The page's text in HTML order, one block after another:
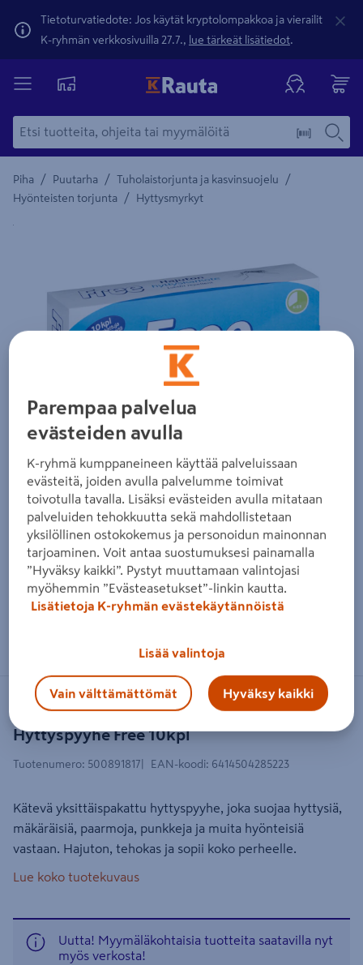
Tietoturvatiedote: Jos käytät kryptolompakkoa ja vierailit
K-ryhmän verkkosivuilla 27.7., lue tärkeät lisätiedot.
Piha / Puutarha / Tuholaistorjunta ja kasvinsuojelu /
Hyönteisten torjunta / Hyttysmyrkyt
Yksityiskohtainen kuvaus löytyy Tuotteen kuvaus -
Hyttyspyyhe Free 10kpl
Tuotenumero: 500891817 EAN-koodi: 6414504285223
Kätevä yksittäispakattu hyttyspyyhe, joka suojaa hyttysiä,
mäkäräisiä, paarmoja, punkkeja ja muita hyönteisiä
vastaan. Hajuton, tehokas ja sopii koko perheelle.
Lue koko tuotekuvaus
Uutta! Myymäläkohtaisia tuotteita saatavilla nyt
myös verkosta!
Parempaa palvelua
evästeiden avulla
K-ryhmä kumppaneineen käyttää palveluissaan
evästeitä, joiden avulla palvelumme toimivat
toivotulla tavalla. Lisäksi evästeiden avulla mitataan
palveluiden tehokkuutta sekä mahdollistetaan
yksilöllinen ostokokemus ja personoidun mainonnan
tarjoaminen. Voit antaa suostumuksesi painamalla
”Hyväksy kaikki”. Pystyt muuttamaan valintojasi
myöhemmin ”Evästeasetukset”-linkin kautta.
Lisätietoja K-ryhmän evästekäytännöistä
Lisää valintoja
Vain välttämättömät Hyväksy kaikki